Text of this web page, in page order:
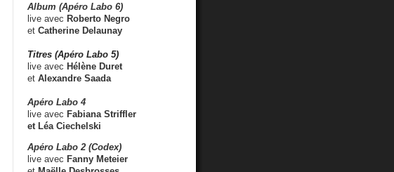
Album (Apéro Labo 6)
live avec Roberto Negro
et Catherine Delaunay
Titres (Apéro Labo 5)
live avec Hélène Duret
et Alexandre Saada
Apéro Labo 4
live avec Fabiana Striffler
et Léa Ciechelski
Apéro Labo 2 (Codex)
live avec Fanny Meteier